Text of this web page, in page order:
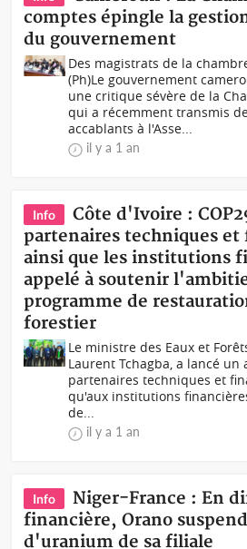
comptes épingle la
du gouvernement
Des magistrats de la
(Ph)Le gouvernement
une critique sévère de la
qui a récemment transmis
accablants à l'Asse...
il y a 1 an
Info
Côte d'Ivoire :
partenaires techniques et
ainsi que les institutions
appelé à soutenir
programme de
forestier
Le ministre des Eaux et
Laurent Tchagba, a lancé
partenaires techniques et
qu'aux institutions
de...
il y a 1 an
Info
Niger-France : En
financière, Orano
d'uranium de sa filiale